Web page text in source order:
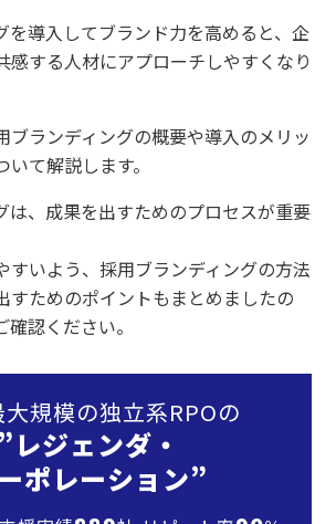
を導入してブランド力を高めると、企
感する人材にアプローチしやすくなり
ブランディングの概要や導入のメリッ
て解説します。
は、成果を出すためのプロセスが重要
すいよう、採用ブランディングの方法
すためのポイントもまとめましたの
認ください。
規模の独立系RPOの
”レジェンダ・
ポレーション”